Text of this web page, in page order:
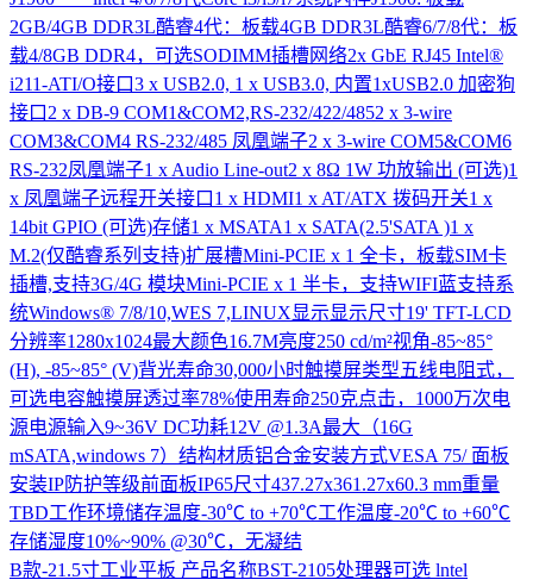
2GB/4GB DDR3L酷睿4代：板载4GB DDR3L酷睿6/7/8代：板
载4/8GB DDR4，可选SODIMM插槽网络2x GbE RJ45 Intel®
i211-ATI/O接口3 x USB2.0, 1 x USB3.0, 内置1xUSB2.0 加密狗
接口2 x DB-9 COM1&COM2,RS-232/422/4852 x 3-wire
COM3&COM4 RS-232/485 凤凰端子2 x 3-wire COM5&COM6
RS-232凤凰端子1 x Audio Line-out2 x 8Ω 1W 功放输出 (可选)1
x 凤凰端子远程开关接口1 x HDMI1 x AT/ATX 拨码开关1 x
14bit GPIO (可选)存储1 x MSATA1 x SATA(2.5'SATA )1 x
M.2(仅酷睿系列支持)扩展槽Mini-PCIE x 1 全卡，板载SIM卡
插槽,支持3G/4G 模块Mini-PCIE x 1 半卡，支持WIFI蓝支持系
统Windows® 7/8/10,WES 7,LINUX显示显示尺寸19' TFT-LCD
分辨率1280x1024最大颜色16.7M亮度250 cd/m²视角-85~85°
(H), -85~85° (V)背光寿命30,000小时触摸屏类型五线电阻式，
可选电容触摸屏透过率78%使用寿命250克点击，1000万次电
源电源输入9~36V DC功耗12V @1.3A最大（16G
mSATA,windows 7）结构材质铝合金安装方式VESA 75/ 面板
安装IP防护等级前面板IP65尺寸437.27x361.27x60.3 mm重量
TBD工作环境储存温度-30℃ to +70℃工作温度-20℃ to +60℃
存储湿度10%~90% @30℃，无凝结
B款-21.5寸工业平板 产品名称BST-2105处理器可选 lntel